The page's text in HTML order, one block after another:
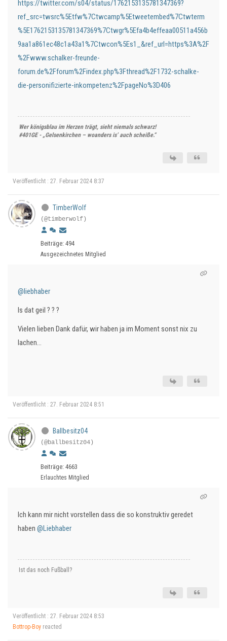
https://twitter.com/s04/status/1762153135781347369?
ref_src=twsrc%5Etfw%7Ctwcamp%5Etweetembed%7Ctwterm
%5E1762153135781347369%7Ctwgr%5Efa4b4effeaa00511a456b
9aa1a861ec48c1a43a1%7Ctwcon%5Es1_&ref_url=https%3A%2F
%2Fwww.schalker-freunde-
forum.de%2Fforum%2Findex.php%3Fthread%2F1732-schalke-
die-personifizierte-inkompetenz%2FpageNo%3D406
Wer königsblau im Herzen trägt, sieht niemals schwarz!
#401GE - „Gelsenkirchen – woanders is’ auch scheiße.“
Veröffentlicht : 27. Februar 2024 8:37
TimberWolf
(@timberwolf)
Beiträge: 494
Ausgezeichnetes Mitglied
@liebhaber
Is dat geil ? ? ?
Vielen lieben Dank dafür, wir haben ja im Moment sonst nix zu
lachen...
Veröffentlicht : 27. Februar 2024 8:51
Ballbesitz04
(@ballbesitz04)
Beiträge: 4663
Erlauchtes Mitglied
Ich kann mir nicht vorstellen dass die so konstruktiv geredet
haben @Liebhaber
Ist das noch Fußball?
Veröffentlicht : 27. Februar 2024 8:53
Bottrop-Boy reacted